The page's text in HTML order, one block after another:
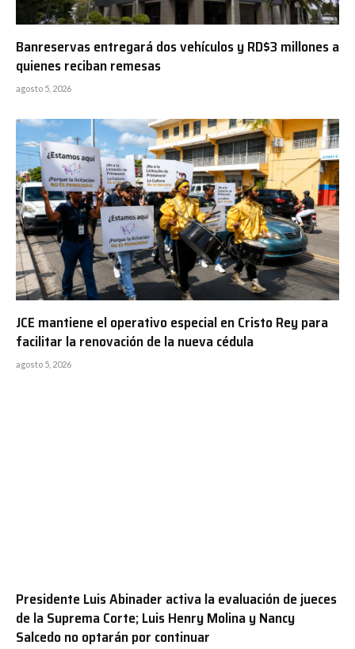
Banreservas entregará dos vehículos y RD$3 millones a
quienes reciban remesas
agosto 5, 2026
JCE mantiene el operativo especial en Cristo Rey para
facilitar la renovación de la nueva cédula
agosto 5, 2026
Presidente Luis Abinader activa la evaluación de jueces
de la Suprema Corte; Luis Henry Molina y Nancy
Salcedo no optarán por continuar